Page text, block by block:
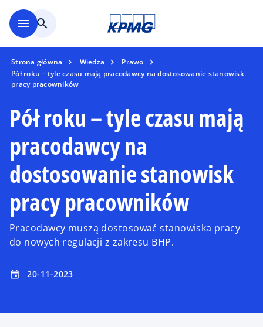
menu search
Strona główna Wiedza
Prawo
Pół roku – tyle czasu mają pracodawcy na dostosowanie stanowisk
pracy pracowników
Pół roku – tyle czasu mają
pracodawcy na
dostosowanie stanowisk
pracy pracowników
Pracodawcy muszą dostosować stanowiska pracy
do nowych regulacji z zakresu BHP.
event 20-11-2023